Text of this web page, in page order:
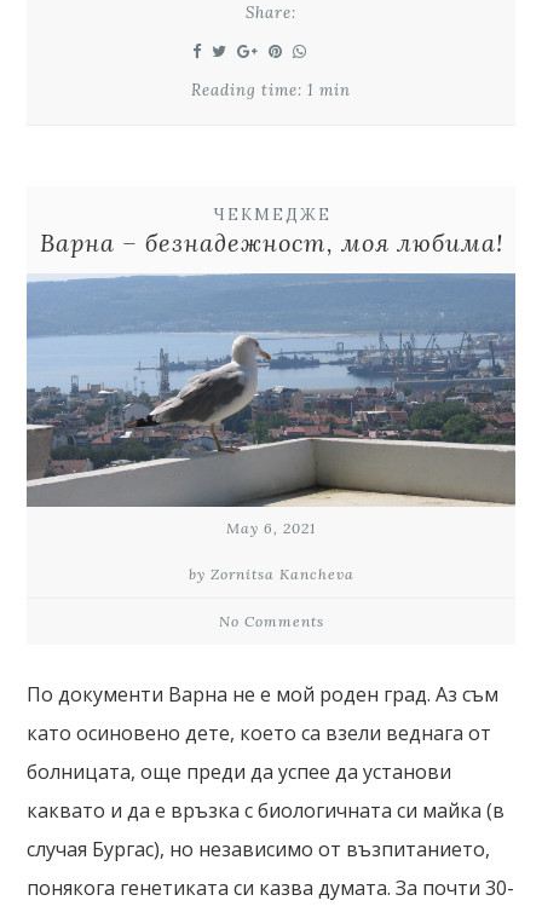
Share:
Reading time: 1 min
ЧЕКМЕДЖЕ
Варна – безнадежност, моя любима!
May 6, 2021
by Zornitsa Kancheva
No Comments
По документи Варна не е мой роден град. Аз съм
като осиновено дете, което са взели веднага от
болницата, още преди да успее да установи
каквато и да е връзка с биологичната си майка (в
случая Бургас), но независимо от възпитанието,
понякога генетиката си казва думата. За почти 30-